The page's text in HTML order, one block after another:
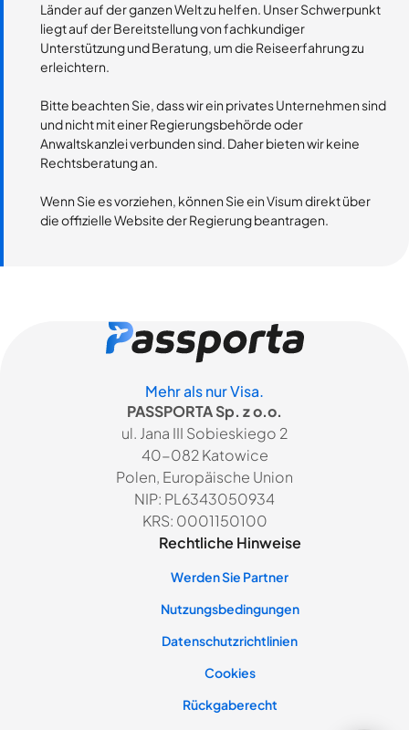
Länder auf der ganzen Welt zu helfen. Unser Schwerpunkt
liegt auf der Bereitstellung von fachkundiger
Unterstützung und Beratung, um die Reiseerfahrung zu
erleichtern.
Bitte beachten Sie, dass wir ein privates Unternehmen sind
und nicht mit einer Regierungsbehörde oder
Anwaltskanzlei verbunden sind. Daher bieten wir keine
Rechtsberatung an.
Wenn Sie es vorziehen, können Sie ein Visum direkt über
die offizielle Website der Regierung beantragen.
Mehr als nur Visa.
PASSPORTA Sp. z o.o.
ul. Jana III Sobieskiego 2
40-082 Katowice
Polen, Europäische Union
NIP: PL6343050934
KRS: 0001150100
Rechtliche Hinweise
Werden Sie Partner
Nutzungsbedingungen
Datenschutzrichtlinien
Cookies
Rückgaberecht